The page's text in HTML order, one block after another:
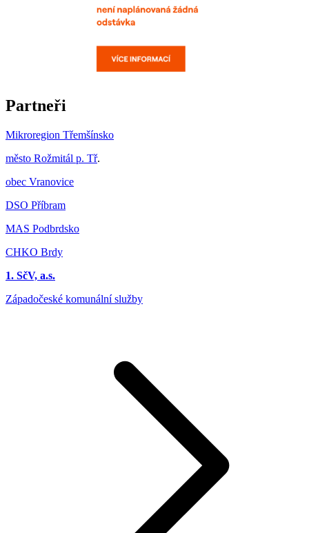
Partneři
Mikroregion Třemšínsko
město Rožmitál p. Tř.
obec Vranovice
DSO Příbram
MAS Podbrdsko
CHKO Brdy
1. SčV, a.s.
Západočeské komunální služby